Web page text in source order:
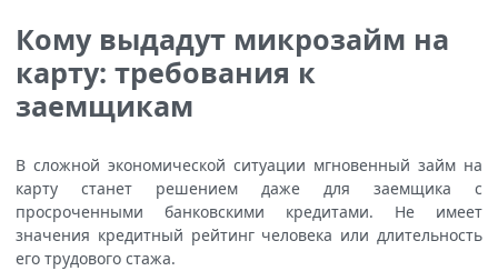
Кому выдадут микрозайм на
карту: требования к
заемщикам
В сложной экономической ситуации мгновенный займ на
карту станет решением даже для заемщика с
просроченными банковскими кредитами. Не имеет
значения кредитный рейтинг человека или длительность
его трудового стажа.